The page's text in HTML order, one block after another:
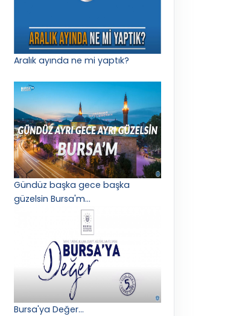
Aralık ayında ne mi yaptık?
Gündüz başka gece başka
güzelsin Bursa'm...
Bursa'ya Değer...